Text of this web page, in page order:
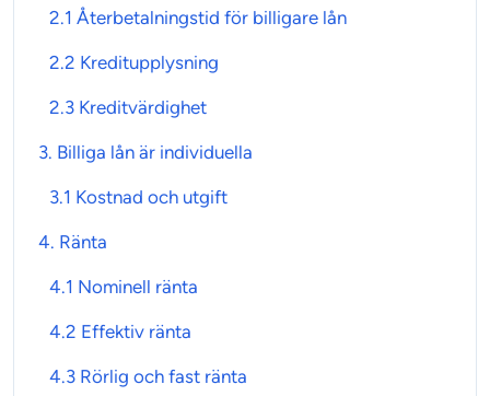
2.1 Återbetalningstid för billigare lån
2.2 Kreditupplysning
2.3 Kreditvärdighet
3. Billiga lån är individuella
3.1 Kostnad och utgift
4. Ränta
4.1 Nominell ränta
4.2 Effektiv ränta
4.3 Rörlig och fast ränta